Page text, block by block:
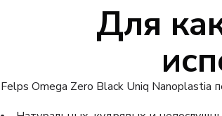
Для
Felps Omega Zero Black Uniq Nanoplastia